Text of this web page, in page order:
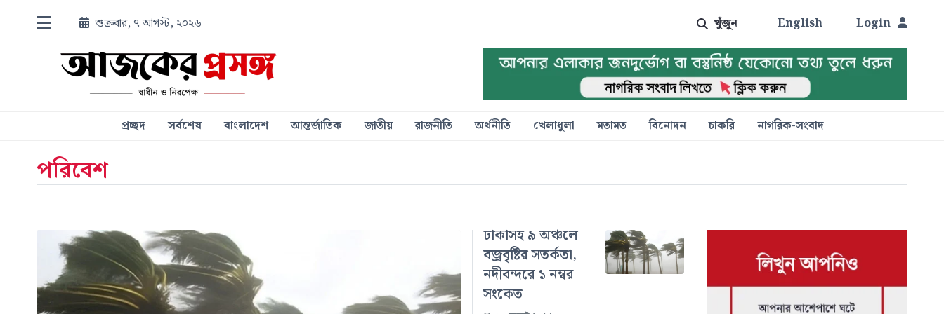
শুক্রবার, ৭ আগস্ট, ২০২৬ খুঁজুন English Login
প্রচ্ছদ সর্বশেষ বাংলাদেশ আন্তর্জাতিক জাতীয় রাজনীতি অর্থনীতি খেলাধুলা মতামত বিনোদন চাকরি নাগরিক-সংবাদ
পরিবেশ
ঢাকাসহ ৯ অঞ্চলে
বজ্রবৃষ্টির সতর্কতা,
নদীবন্দরে ১ নম্বর
সংকেত